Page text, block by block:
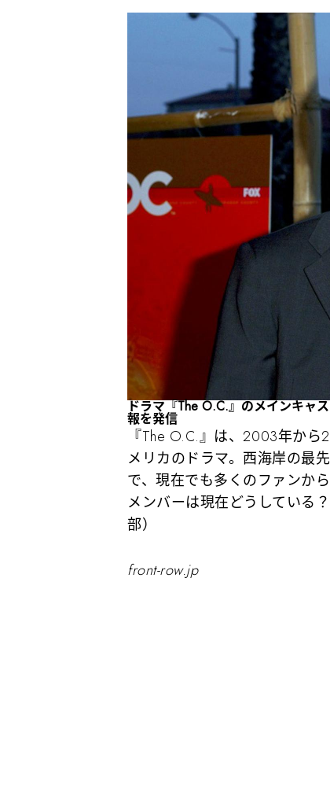
ドラマ『The O.C.』のメインキャ
報を発信
『The O.C.』は、2003年か
メリカのドラマ。西海岸の最
で、現在でも多くのファンか
メンバーは現在どうしている
部）
front-row.jp